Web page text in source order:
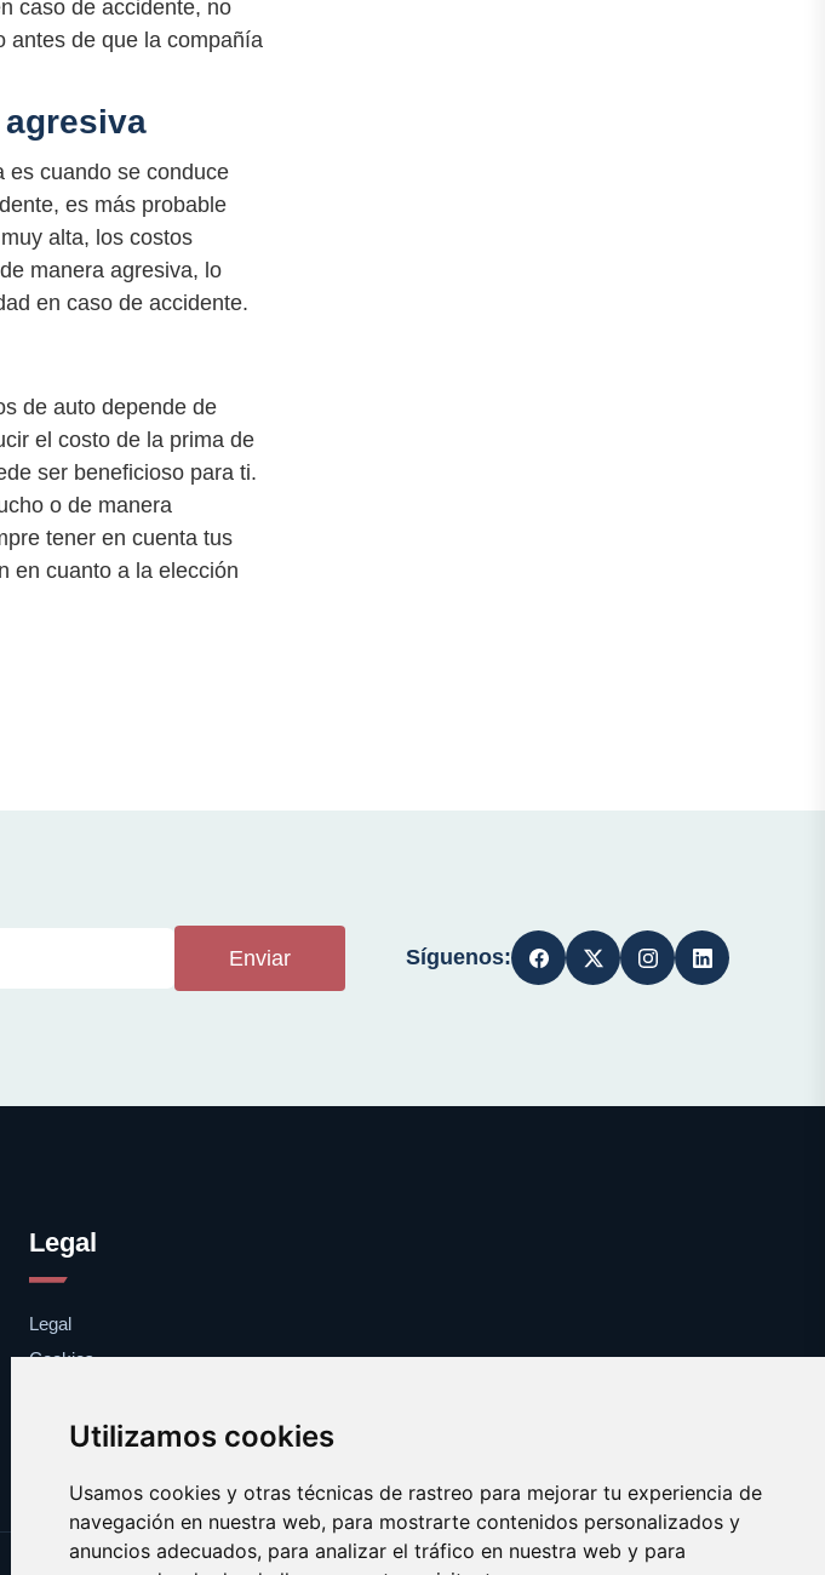
Utilizamos cookies
Usamos cookies y otras técnicas de rastreo para mejorar tu experiencia de
navegación en nuestra web, para mostrarte contenidos personalizados y
anuncios adecuados, para analizar el tráfico en nuestra web y para
caso de accidente, no
antes de que la compañía
es cuando se conduce
es más probable
alta, los costos
manera agresiva, lo
en caso de accidente.
de auto depende de
el costo de la prima de
ser beneficioso para ti.
o de manera
tener en cuenta tus
en cuanto a la elección
Enviar Síguenos:
Legal
Legal
Cookies